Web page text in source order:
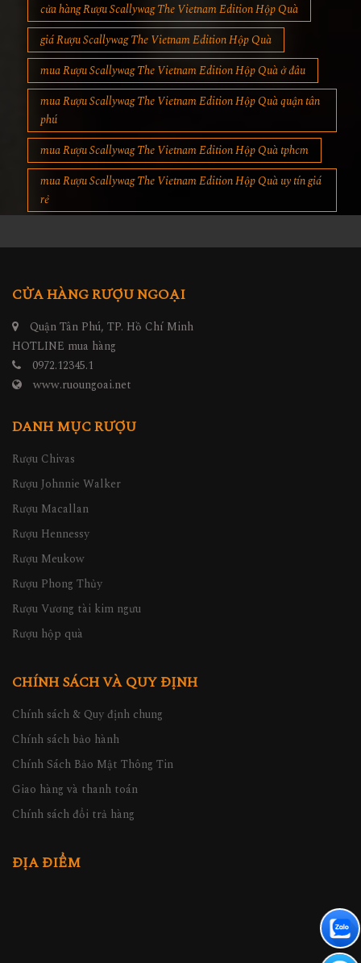
cửa hàng Rượu Scallywag The Vietnam Edition Hộp Quà
giá Rượu Scallywag The Vietnam Edition Hộp Quà
mua Rượu Scallywag The Vietnam Edition Hộp Quà ở đâu
mua Rượu Scallywag The Vietnam Edition Hộp Quà quận tân
phú
mua Rượu Scallywag The Vietnam Edition Hộp Quà tphcm
mua Rượu Scallywag The Vietnam Edition Hộp Quà uy tín giá
rẻ
CỬA HÀNG RƯỢU NGOẠI
Quận Tân Phú, TP. Hồ Chí Minh
HOTLINE mua hàng
0972.12345.1
www.ruoungoai.net
DANH MỤC RƯỢU
Rượu Chivas
Rượu Johnnie Walker
Rượu Macallan
Rượu Hennessy
Rượu Meukow
Rượu Phong Thủy
Rượu Vương tài kim ngưu
Rượu hộp quà
CHÍNH SÁCH VÀ QUY ĐỊNH
Chính sách & Quy định chung
Chính sách bảo hành
Chính Sách Bảo Mật Thông Tin
Giao hàng và thanh toán
Chính sách đổi trả hàng
ĐỊA ĐIỂM